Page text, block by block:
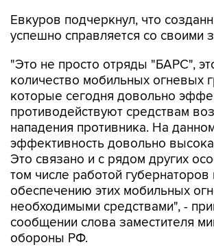
Евкуров подчеркнул, что
успешно справляется со своими
"Это не просто отряды "БАРС",
количество мобильных огневых
которые сегодня довольно
противодействуют средствам
нападения противника. На
эффективность довольно
Это связано и с рядом других
том числе работой губернаторов
обеспечению этих мобильных
необходимыми средствами", -
сообщении слова заместителя
обороны РФ.